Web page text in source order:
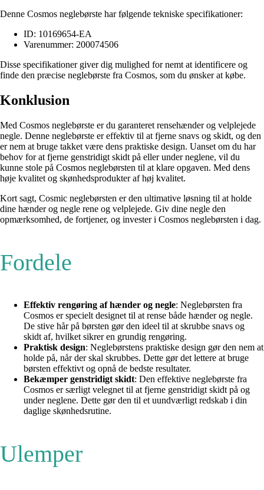
Denne Cosmos neglebørste har følgende tekniske specifikationer:
ID: 10169654-EA
Varenummer: 200074506
Disse specifikationer giver dig mulighed for nemt at identificere og
finde den præcise neglebørste fra Cosmos, som du ønsker at købe.
Konklusion
Med Cosmos neglebørste er du garanteret rensehænder og velplejede
negle. Denne neglebørste er effektiv til at fjerne snavs og skidt, og den
er nem at bruge takket være dens praktiske design. Uanset om du har
behov for at fjerne genstridigt skidt på eller under neglene, vil du
kunne stole på Cosmos neglebørsten til at klare opgaven. Med dens
høje kvalitet og skønhedsprodukter af høj kvalitet.
Kort sagt, Cosmic neglebørsten er den ultimative løsning til at holde
dine hænder og negle rene og velplejede. Giv dine negle den
opmærksomhed, de fortjener, og invester i Cosmos neglebørsten i dag.
Fordele
Effektiv rengøring af hænder og negle: Neglebørsten fra
Cosmos er specielt designet til at rense både hænder og negle.
De stive hår på børsten gør den ideel til at skrubbe snavs og
skidt af, hvilket sikrer en grundig rengøring.
Praktisk design: Neglebørstens praktiske design gør den nem at
holde på, når der skal skrubbes. Dette gør det lettere at bruge
børsten effektivt og opnå de bedste resultater.
Bekæmper genstridigt skidt: Den effektive neglebørste fra
Cosmos er særligt velegnet til at fjerne genstridigt skidt på og
under neglene. Dette gør den til et uundværligt redskab i din
daglige skønhedsrutine.
Ulemper